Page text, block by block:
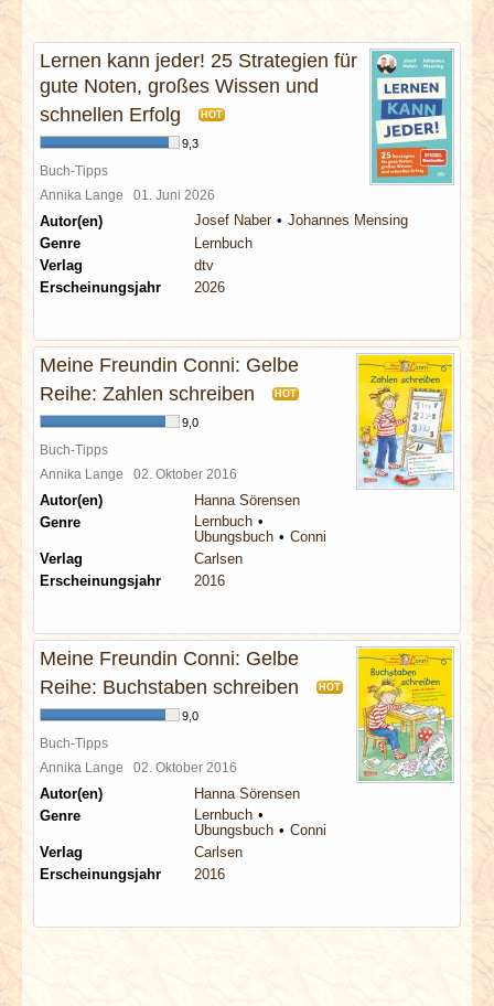
SPECIALS
REDAKTION
LINKS
ARCHIV
Lernen kann jeder! 25 Strategien für
gute Noten, großes Wissen und
schnellen Erfolg
HOT
9,3
Buch-Tipps
Annika Lange 01. Juni 2026
Autor(en) Josef Naber
Johannes Mensing
Genre
Lernbuch
Verlag
dtv
Erscheinungsjahr
2026
Meine Freundin Conni: Gelbe
Reihe: Zahlen schreiben
HOT
9,0
Buch-Tipps
Annika Lange 02. Oktober 2016
Autor(en)
Hanna Sörensen
Genre
Lernbuch
Übungsbuch
Conni
Verlag
Carlsen
Erscheinungsjahr
2016
Meine Freundin Conni: Gelbe
Reihe: Buchstaben schreiben
HOT
9,0
Buch-Tipps
Annika Lange 02. Oktober 2016
Autor(en)
Hanna Sörensen
Genre
Lernbuch
Übungsbuch
Conni
Verlag
Carlsen
Erscheinungsjahr
2016